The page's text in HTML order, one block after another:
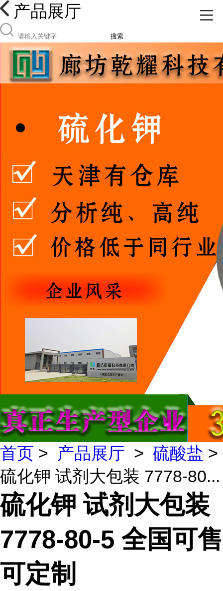
产品展厅
搜索
首页 > 产品展厅 > 硫酸盐 >
硫化钾 试剂大包装 7778-80...
硫化钾 试剂大包装
7778-80-5 全国可售
可定制